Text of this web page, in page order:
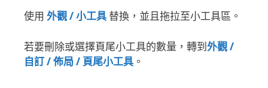
使用 外觀 / 小工具 替換，並且拖拉至小工具區。
若要刪除或選擇頁尾小工具的數量，轉到外觀 /
自訂 / 佈局 / 頁尾小工具 。